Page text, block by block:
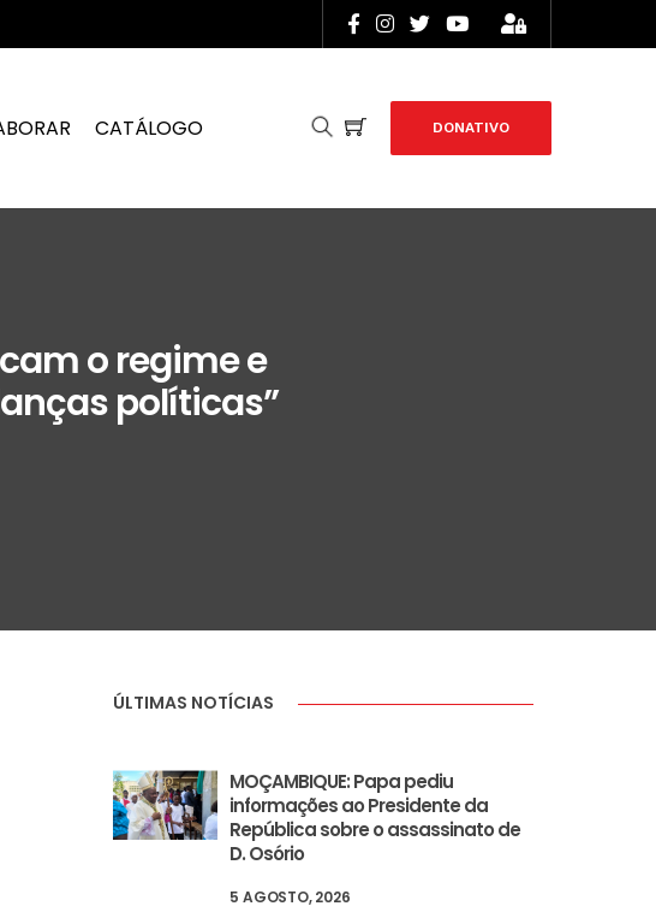
CATÁLOGO DONATIVO
o regime e
políticas”
ÚLTIMAS NOTÍCIAS
MOÇAMBIQUE: Papa pediu
informações ao Presidente da
República sobre o assassinato de
D. Osório
5 AGOSTO, 2026